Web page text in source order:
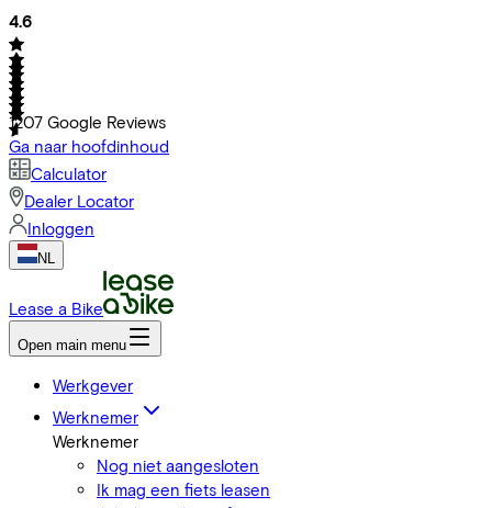
4.6
1207 Google Reviews
Ga naar hoofdinhoud
Calculator
Dealer Locator
Inloggen
NL
Lease a Bike
Open main menu
Werkgever
Werknemer
Werknemer
Nog niet aangesloten
Ik mag een fiets leasen